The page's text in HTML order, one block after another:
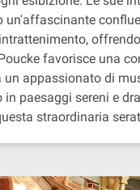
un'affascinante
favorisce una
appassionato di
paesaggi sereni e
straordinaria